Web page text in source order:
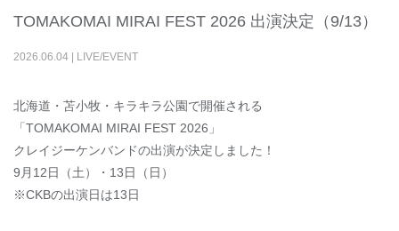
TOMAKOMAI MIRAI FEST 2026 出演決定（9/13）
2026.06.04 LIVE/EVENT
北海道・苫小牧・キラキラ公園で開催される
「TOMAKOMAI MIRAI FEST 2026」
クレイジーケンバンドの出演が決定しました！
9月12日（土）・13日（日）
※CKBの出演日は13日